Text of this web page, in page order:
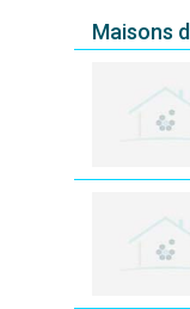
Maisons